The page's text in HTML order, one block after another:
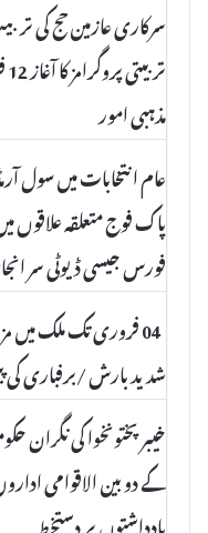
سرکاری عازمین حج کی
مذہبی امور
عام انتخابات میں سول
پاک فوج متعلقہ علاقوں
فورس جیسی ڈیوٹی سر
04 فروری تک ملک میں
شدید بارش /برفباری کی
خیبر پختونخوا کی نگران
کے دو بین الاقوامی